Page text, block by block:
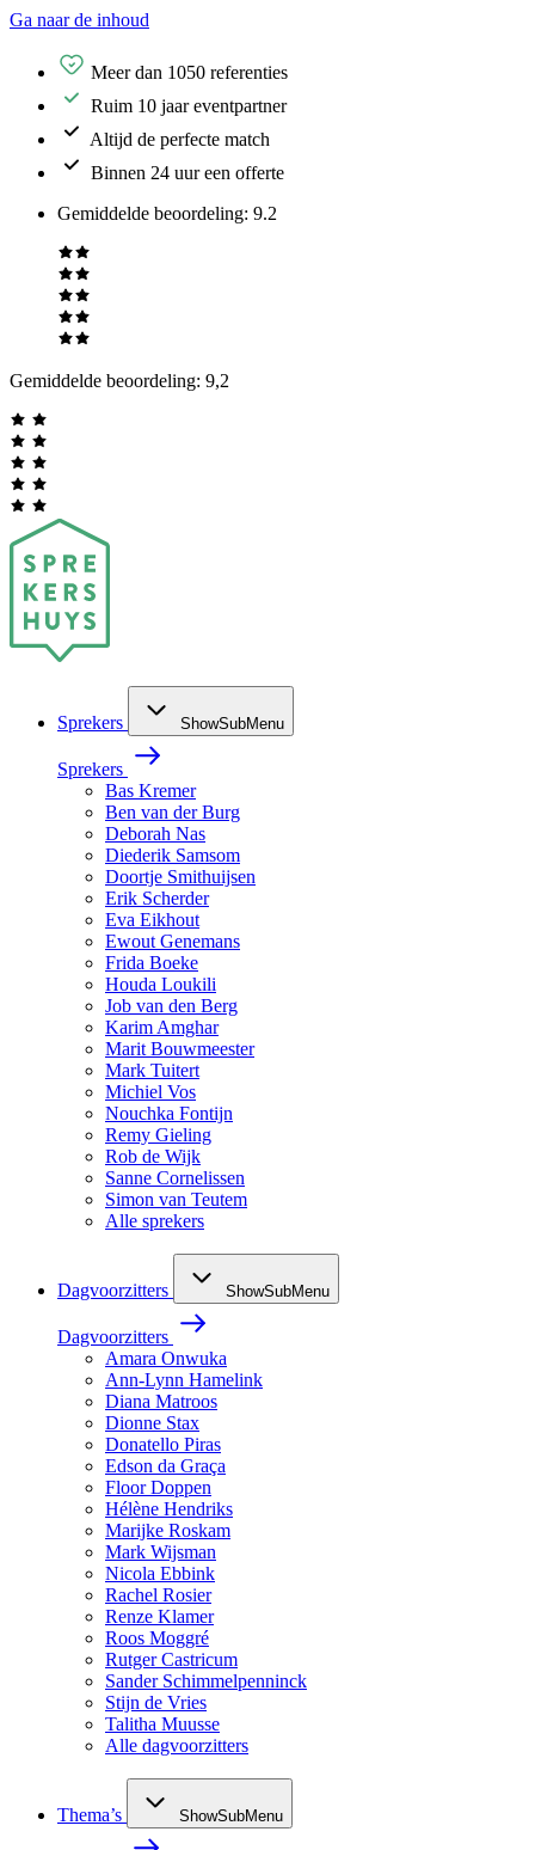
Ga naar de inhoud
Meer dan 1050 referenties
Ruim 10 jaar eventpartner
Altijd de perfecte match
Binnen 24 uur een offerte
Gemiddelde beoordeling: 9.2
Gemiddelde beoordeling: 9,2
Sprekers ShowSubMenu
Sprekers
Bas Kremer
Ben van der Burg
Deborah Nas
Diederik Samsom
Doortje Smithuijsen
Erik Scherder
Eva Eikhout
Ewout Genemans
Frida Boeke
Houda Loukili
Job van den Berg
Karim Amghar
Marit Bouwmeester
Mark Tuitert
Michiel Vos
Nouchka Fontijn
Remy Gieling
Rob de Wijk
Sanne Cornelissen
Simon van Teutem
Alle sprekers
Dagvoorzitters ShowSubMenu
Dagvoorzitters
Amara Onwuka
Ann-Lynn Hamelink
Diana Matroos
Dionne Stax
Donatello Piras
Edson da Graça
Floor Doppen
Hélène Hendriks
Marijke Roskam
Mark Wijsman
Nicola Ebbink
Rachel Rosier
Renze Klamer
Roos Moggré
Rutger Castricum
Sander Schimmelpenninck
Stijn de Vries
Talitha Muusse
Alle dagvoorzitters
Thema’s ShowSubMenu